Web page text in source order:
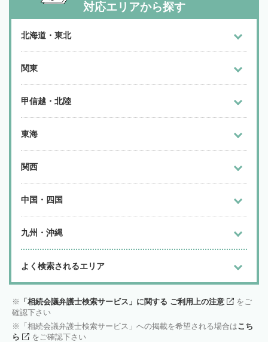
対応エリアから探す
北海道・東北
関東
甲信越・北陸
東海
関西
中国・四国
九州・沖縄
よく検索されるエリア
「相続会議弁護士検索サービス」に関する ご利用上の注意
をご
確認下さい
「相続会議弁護士検索サービス」への掲載を希望される場合はこち
ら
をご確認下さい